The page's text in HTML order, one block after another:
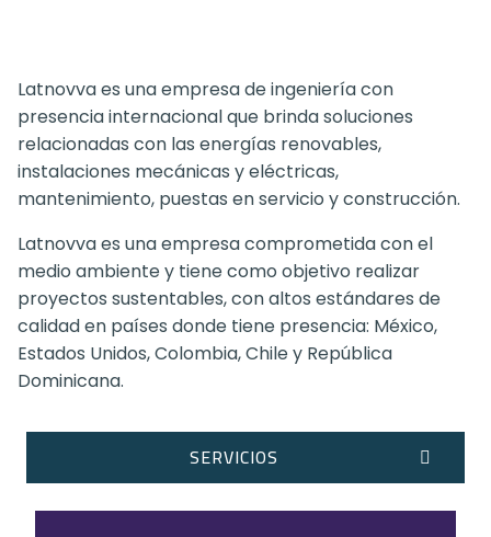
Latnovva es una empresa de ingeniería con
presencia internacional que brinda soluciones
relacionadas con las energías renovables,
instalaciones mecánicas y eléctricas,
mantenimiento, puestas en servicio y construcción.
Latnovva es una empresa comprometida con el
medio ambiente y tiene como objetivo realizar
proyectos sustentables, con altos estándares de
calidad en países donde tiene presencia: México,
Estados Unidos, Colombia, Chile y República
Dominicana.
SERVICIOS